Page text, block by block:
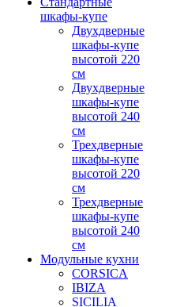
шкафы-купе
Двухдверные
шкафы-купе
высотой 220
см
Двухдверные
шкафы-купе
высотой 240
см
Трехдверные
шкафы-купе
высотой 220
см
Трехдверные
шкафы-купе
высотой 240
см
Модульные кухни
CORSICA
IBIZA
SICILIA